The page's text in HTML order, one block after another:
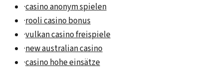
·casino anonym spielen
·rooli casino bonus
·vulkan casino freispiele
·new australian casino
·casino hohe einsätze